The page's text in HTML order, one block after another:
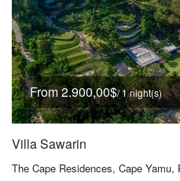
From 2.900,00$/ 1 night(s)
Villa Sawarin
The Cape Residences, Cape Yamu,